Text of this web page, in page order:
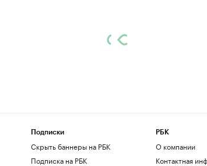
Подписки
Скрыть баннеры на РБК
Подписка на РБК
РБК
О компании
Контактная